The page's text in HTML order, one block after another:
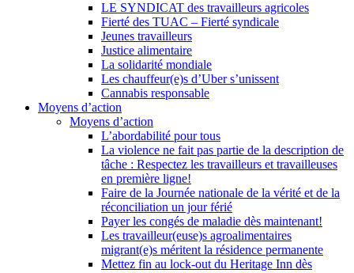
LE SYNDICAT des travailleurs agricoles
Fierté des TUAC – Fierté syndicale
Jeunes travailleurs
Justice alimentaire
La solidarité mondiale
Les chauffeur(e)s d’Uber s’unissent
Cannabis responsable
Moyens d’action
Moyens d’action
L’abordabilité pour tous
La violence ne fait pas partie de la description de
tâche : Respectez les travailleurs et travailleuses
en première ligne!
Faire de la Journée nationale de la vérité et de la
réconciliation un jour férié
Payer les congés de maladie dès maintenant!
Les travailleur(euse)s agroalimentaires
migrant(e)s méritent la résidence permanente
Mettez fin au lock-out du Heritage Inn dès